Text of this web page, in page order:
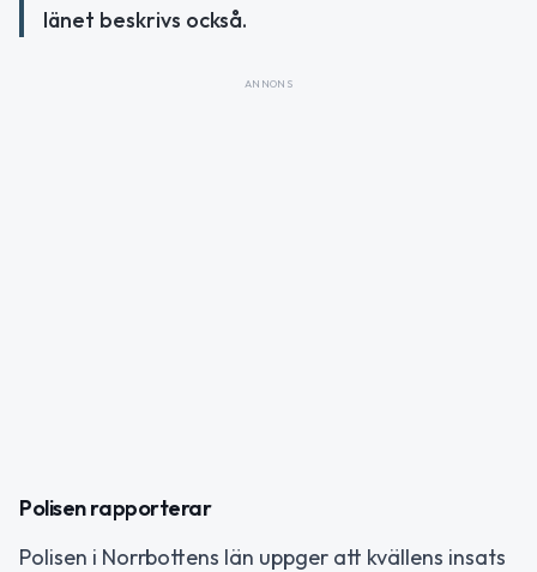
länet beskrivs också.
ANNONS
Polisen rapporterar
Polisen i Norrbottens län uppger att kvällens insats